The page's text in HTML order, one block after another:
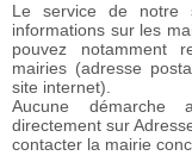
Le service de
informations sur les
pouvez notamment
mairies (adresse
site internet).
Aucune démarche
directement sur
contacter la mairie